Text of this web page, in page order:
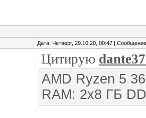
Дата: Четверг, 29.10.20, 00:47 |
Цитирую
AMD Ryzen 5
RAM: 2x8 ГБ